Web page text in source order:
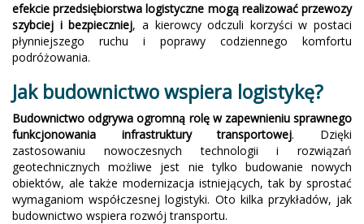
efekcie przedsiębiorstwa logistyczne mogą realizować przewozy
szybciej i bezpieczniej, a kierowcy odczuli korzyści w postaci
płynniejszego ruchu i poprawy codziennego komfortu
podróżowania.
Jak budownictwo wspiera logistykę?
Budownictwo odgrywa ogromną rolę w zapewnieniu sprawnego
funkcjonowania infrastruktury transportowej. Dzięki
zastosowaniu nowoczesnych technologii i rozwiązań
geotechnicznych możliwe jest nie tylko budowanie nowych
obiektów, ale także modernizacja istniejących, tak by sprostać
wymaganiom współczesnej logistyki. Oto kilka przykładów, jak
budownictwo wspiera rozwój transportu.